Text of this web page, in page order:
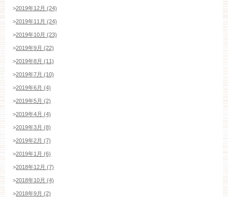
>2019年12月 (24)
>2019年11月 (24)
>2019年10月 (23)
>2019年9月 (22)
>2019年8月 (11)
>2019年7月 (10)
>2019年6月 (4)
>2019年5月 (2)
>2019年4月 (4)
>2019年3月 (8)
>2019年2月 (7)
>2019年1月 (6)
>2018年12月 (7)
>2018年10月 (4)
>2018年9月 (2)